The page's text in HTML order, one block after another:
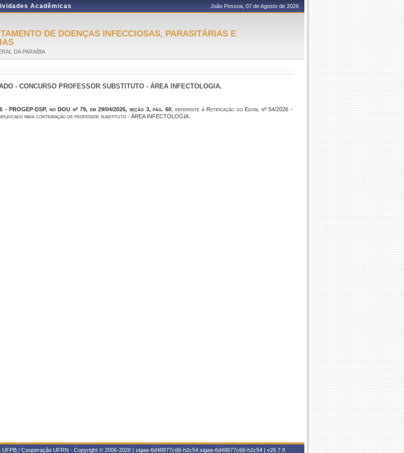
Acadêmicas João Pessoa, 07 de Agosto de 2026
DE DOENÇAS INFECCIOSAS, PARASITÁRIAS E
DA PARAÍBA
- CONCURSO PROFESSOR SUBSTITUTO - ÁREA INFECTOLOGIA.
- PROGEP-DSP, no DOU nº 79, em 29/04/2026, seção 3, pág. 60, referente à Retificação do Edital nº 54/2026 -
para contratação de professor substituto - ÁREA INFECTOLOGIA.
/ Cooperação UFRN - Copyright © 2006-2026 | sigaa-6d48877c66-h2c54.sigaa-6d48877c66-h2c54 | v26.7.8